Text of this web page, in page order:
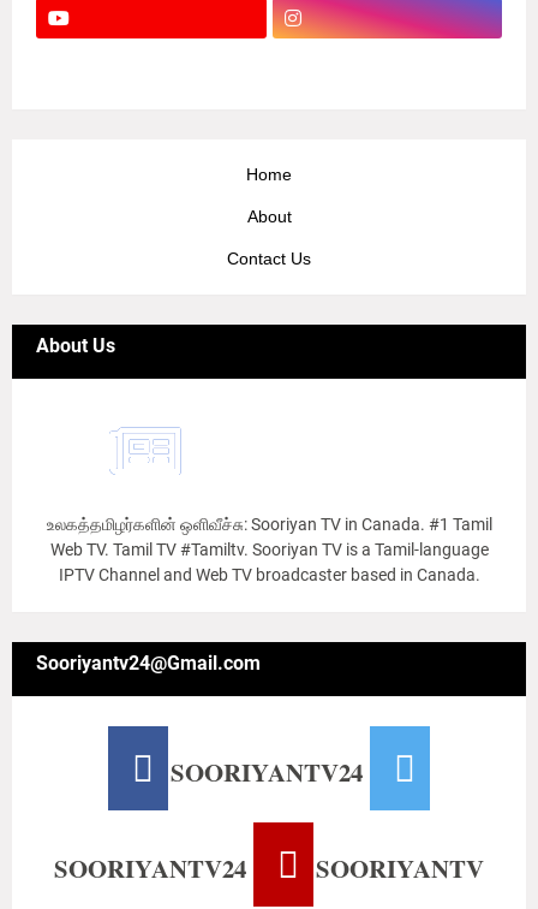
Home
About
Contact Us
About Us
உலகத்தமிழர்களின் ஒளிவீச்சு: Sooriyan TV in Canada. #1 Tamil
Web TV. Tamil TV #Tamiltv. Sooriyan TV is a Tamil-language
IPTV Channel and Web TV broadcaster based in Canada.
Sooriyantv24@Gmail.com
SOORIYANTV24
SOORIYANTV24 SOORIYANTV